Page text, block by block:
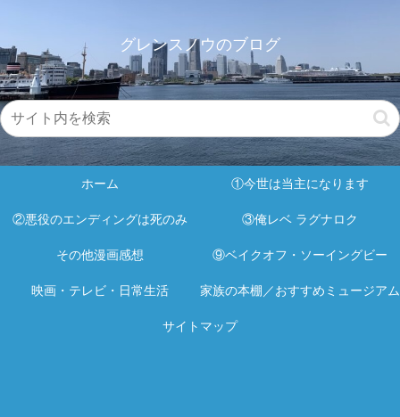
グレンスノウのブログ
ホーム ①今世は当主になります
②悪役のエンディングは死のみ ③俺レベ ラグナロク
その他漫画感想 ⑨ベイクオフ・ソーイングビー
映画・テレビ・日常生活 家族の本棚／おすすめミュージアム
サイトマップ